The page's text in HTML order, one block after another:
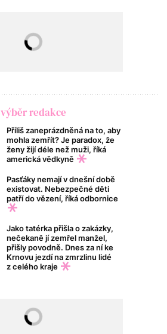
výběr redakce
Příliš zaneprázdněná na to, aby
mohla zemřít? Je paradox, že
ženy žijí déle než muži, říká
americká vědkyně
Pasťáky nemají v dnešní době
existovat. Nebezpečné děti
patří do vězení, říká odbornice
Jako tatérka přišla o zakázky,
nečekaně jí zemřel manžel,
přišly povodně. Dnes za ní ke
Krnovu jezdí na zmrzlinu lidé
z celého kraje